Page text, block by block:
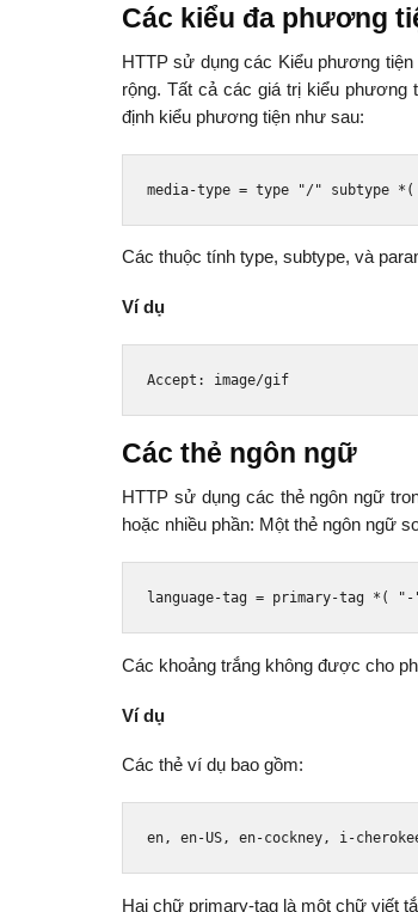
Các kiểu đa phương
HTTP sử dụng các Kiểu phương
rộng. Tất cả các giá trị kiểu phương
định kiểu phương tiện như sau:
media-type = type "/" subtype *(
Các thuộc tính type, subtype, và
Ví dụ
Accept : image/gif
Các thẻ ngôn ngữ
HTTP sử dụng các thẻ ngôn ngữ
hoặc nhiều phần: Một thẻ ngôn ngữ
language-tag = primary-tag *( "-
Các khoảng trắng không được cho
Ví dụ
Các thẻ ví dụ bao gồm:
en, en-US, en-cockney, i-
Hai chữ primary-tag là một chữ viết